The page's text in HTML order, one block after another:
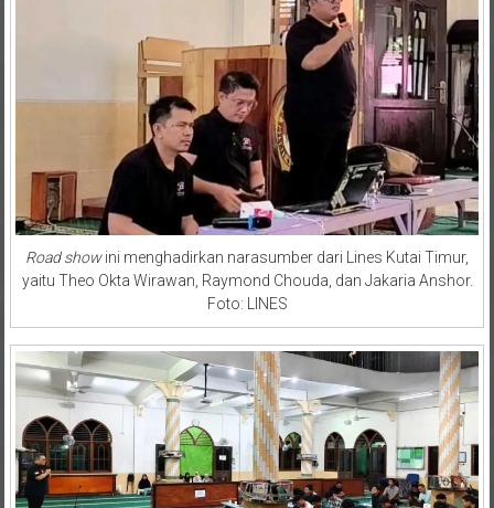
Road showini menghadirkan narasumber dari Lines Kutai Timur,
yaitu Theo Okta Wirawan, Raymond Chouda, dan Jakaria Anshor.
Foto: LINES